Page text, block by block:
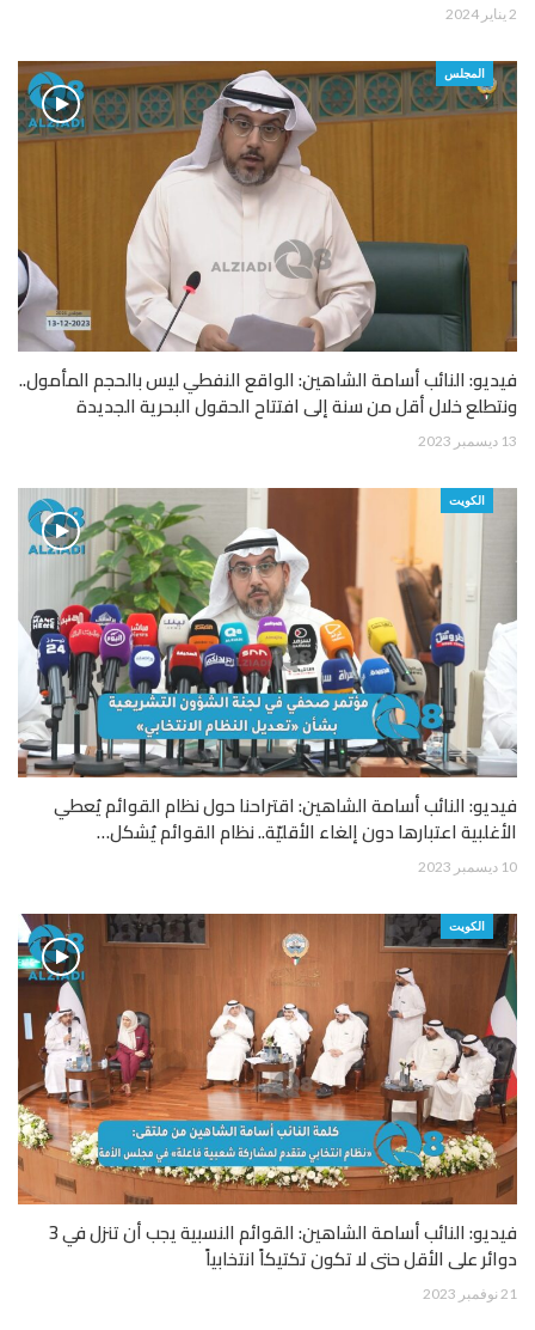
2 يناير 2024
المجلس
فيديو: النائب أسامة الشاهين: الواقع النفطي ليس بالحجم المأمول..
ونتطلع خلال أقل من سنة إلى افتتاح الحقول البحرية الجديدة
13 ديسمبر 2023
الكويت
فيديو: النائب أسامة الشاهين: اقتراحنا حول نظام القوائم يُعطي
الأغلبية اعتبارها دون إلغاء الأقليّة.. نظام القوائم يُشكل…
10 ديسمبر 2023
الكويت
فيديو: النائب أسامة الشاهين: القوائم النسبية يجب أن تنزل في 3
دوائر على الأقل حتى لا تكون تكتيكاً انتخابياً
21 نوفمبر 2023